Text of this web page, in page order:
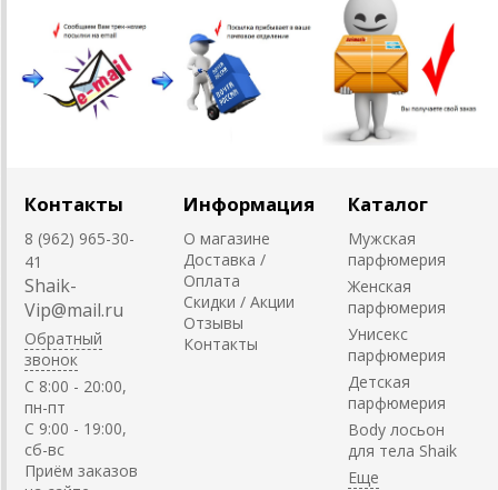
Контакты
8 (962) 965-30-
41
Shaik-
Vip@mail.ru
Обратный
звонок
C 8:00 - 20:00,
пн-пт
С 9:00 - 19:00,
сб-вс
Приём заказов
Информация
О магазине
Доставка /
Оплата
Скидки / Акции
Отзывы
Контакты
Каталог
Мужская
парфюмерия
Женская
парфюмерия
Унисекс
парфюмерия
Детская
парфюмерия
Body лосьон
для тела Shaik